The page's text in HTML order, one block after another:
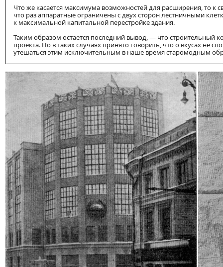
Что же касается максимума возможностей для расширения, то
что раз аппаратные ограничены с двух сторон лестничными
к максимальной капитальной перестройке здания.
Таким образом остается последний вывод, — что строительный
проекта. Но в таких случаях принято говорить, что о вкусах не
утешаться этим исключительным в наше время старомодным